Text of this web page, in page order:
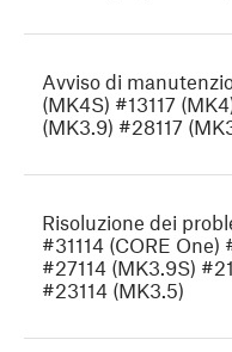
Avviso di
(MK4S) #13117
(MK3.9) #28117
Risoluzione dei
#31114 (CORE One)
#27114 (MK3.9S)
#23114 (MK3.5)